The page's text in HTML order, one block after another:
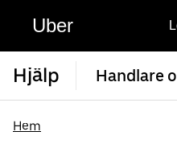
Uber
Hjälp Handlare
Hem